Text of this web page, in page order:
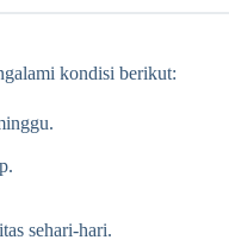
kondisi berikut:
sehari-hari.